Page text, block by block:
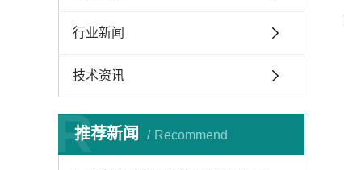
行业新闻
技术资讯
推荐新闻 Recommend
R